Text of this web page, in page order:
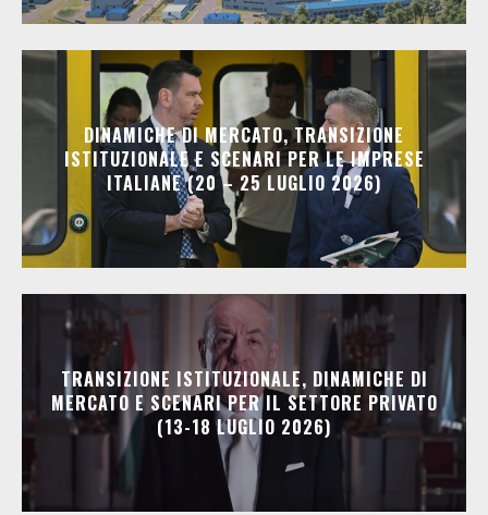
DINAMICHE DI MERCATO, TRANSIZIONE
ISTITUZIONALE E SCENARI PER LE IMPRESE
ITALIANE (20 – 25 LUGLIO 2026)
TRANSIZIONE ISTITUZIONALE, DINAMICHE DI
MERCATO E SCENARI PER IL SETTORE PRIVATO
(13-18 LUGLIO 2026)